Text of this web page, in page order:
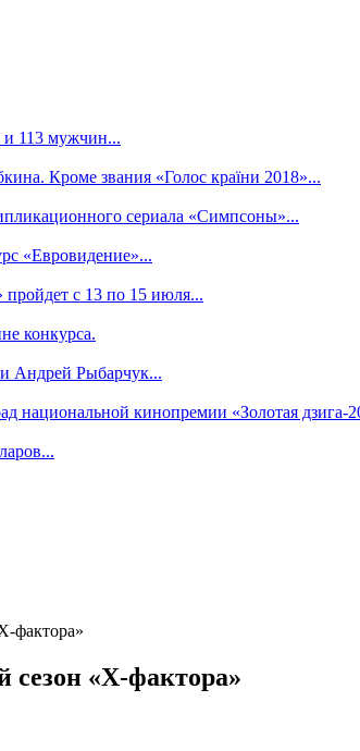
и 113 мужчин...
Кроме звания «Голос країни 2018»...
сериала «Симпсоны»...
«Евровидение»...
с 13 по 15 июля...
конкурса.
Андрей Рыбарчук...
национальной кинопремии «Золотая дзига-
фактора»
сезон «Х-фактора»